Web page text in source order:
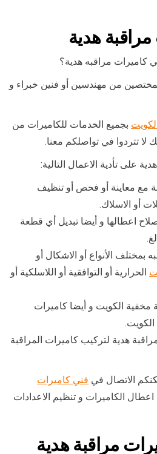
هدية
كاميرات مراقبه هدية؟
من مهندسين أو فنين خبراء و
بجميع الخدمات للكاميرات من
لا تتردوا في تواصلكم معنا.
على تأدية الاعمال التالية:
مع معاينة أو فحص أو تنظيف
أو الاسلاك.
اعطالها و أيضا تبديل أي قطعة
بمختلف الأنواع أو الاشكال أو
الحرارية أو التوافقية أو اللاسلكية أو
مخفية الكويت و أيضا كاميرات
هدية لتركيب كاميرات المراقبة
الاتصال في فني كاميرات
الكاميرات و تنظيم الاعدادات
مراقبة هدية